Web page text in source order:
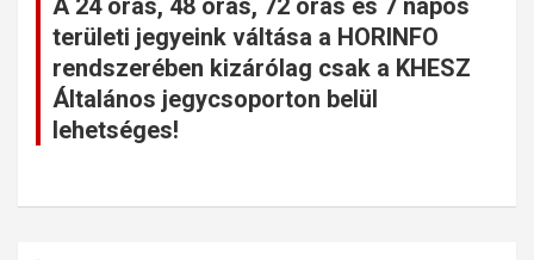
A 24 órás, 48 órás, 72 órás és 7 napos
területi jegyeink váltása a HORINFO
rendszerében kizárólag csak a KHESZ
Általános jegycsoporton belül
lehetséges!